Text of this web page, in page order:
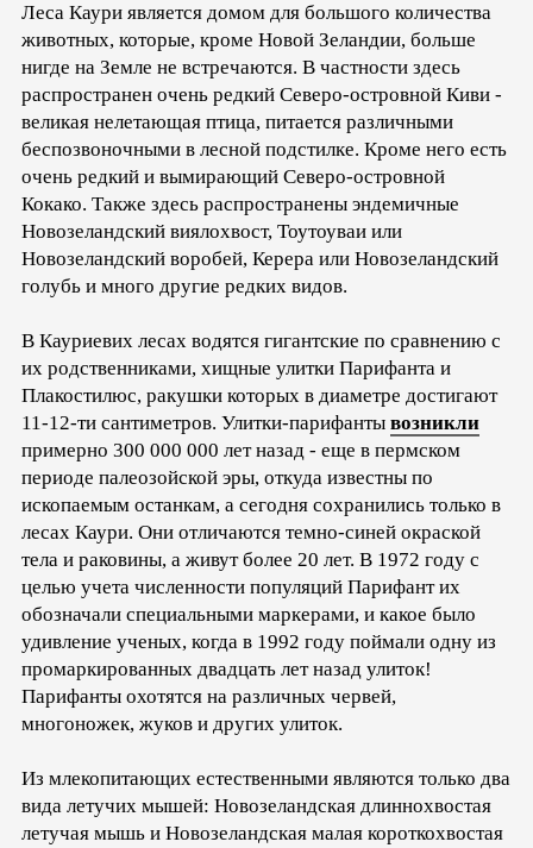
Леса Каури является домом для большого количества
животных, которые, кроме Новой Зеландии, больше
нигде на Земле не встречаются. В частности здесь
распространен очень редкий Северо-островной Киви -
великая нелетающая птица, питается различными
беспозвоночными в лесной подстилке. Кроме него есть
очень редкий и вымирающий Северо-островной
Кокако. Также здесь распространены эндемичные
Новозеландский виялохвост, Тоутоуваи или
Новозеландский воробей, Керера или Новозеландский
голубь и много другие редких видов.
В Кауриевих лесах водятся гигантские по сравнению с
их родственниками, хищные улитки Парифанта и
Плакостилюс, ракушки которых в диаметре достигают
11-12-ти сантиметров. Улитки-парифанты возникли
примерно 300 000 000 лет назад - еще в пермском
периоде палеозойской эры, откуда известны по
ископаемым останкам, а сегодня сохранились только в
лесах Каури. Они отличаются темно-синей окраской
тела и раковины, а живут более 20 лет. В 1972 году с
целью учета численности популяций Парифант их
обозначали специальными маркерами, и какое было
удивление ученых, когда в 1992 году поймали одну из
промаркированных двадцать лет назад улиток!
Парифанты охотятся на различных червей,
многоножек, жуков и других улиток.
Из млекопитающих естественными являются только два
вида летучих мышей: Новозеландская длиннохвостая
летучая мышь и Новозеландская малая короткохвостая